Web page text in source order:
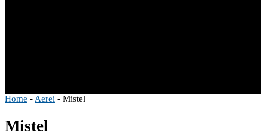
Home - Aerei - Mistel
Mistel